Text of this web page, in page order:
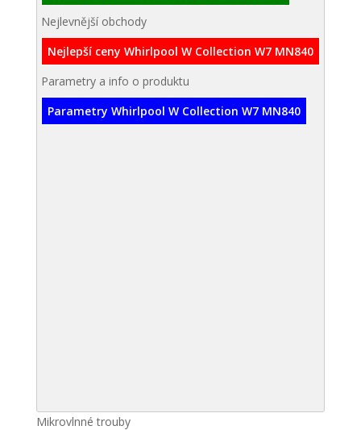
Nejlevnější obchody
Nejlepší ceny Whirlpool W Collection W7 MN840
Parametry a info o produktu
Parametry Whirlpool W Collection W7 MN840
Mikrovlnné trouby